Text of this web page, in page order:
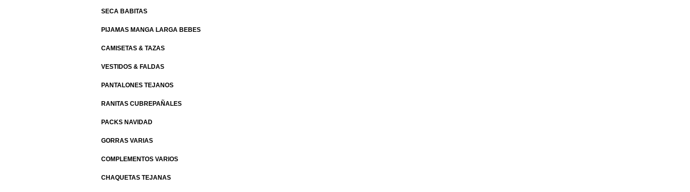
SECA BABITAS
PIJAMAS MANGA LARGA BEBES
CAMISETAS & TAZAS
VESTIDOS & FALDAS
PANTALONES TEJANOS
RANITAS CUBREPAÑALES
PACKS NAVIDAD
GORRAS VARIAS
COMPLEMENTOS VARIOS
CHAQUETAS TEJANAS